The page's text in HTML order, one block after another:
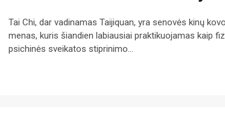
Tai Chi, dar vadinamas Taijiquan, yra senovės kinų
menas, kuris šiandien labiausiai praktikuojamas kaip
psichinės sveikatos stiprinimo...